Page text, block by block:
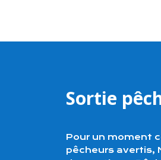
Sortie
Pour un moment
pêcheurs avertis,